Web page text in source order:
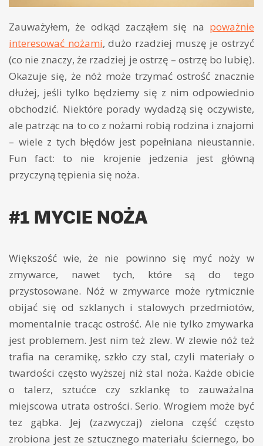
Zauważyłem, że odkąd zacząłem się na poważnie
interesować nożami, dużo rzadziej muszę je ostrzyć
(co nie znaczy, że rzadziej je ostrzę – ostrzę bo lubię).
Okazuje się, że nóż może trzymać ostrość znacznie
dłużej, jeśli tylko będziemy się z nim odpowiednio
obchodzić. Niektóre porady wydadzą się oczywiste,
ale patrząc na to co z nożami robią rodzina i znajomi
– wiele z tych błędów jest popełniana nieustannie.
Fun fact: to nie krojenie jedzenia jest główną
przyczyną tępienia się noża.
#1 MYCIE NOŻA
Większość wie, że nie powinno się myć noży w
zmywarce, nawet tych, które są do tego
przystosowane. Nóż w zmywarce może rytmicznie
obijać się od szklanych i stalowych przedmiotów,
momentalnie tracąc ostrość. Ale nie tylko zmywarka
jest problemem. Jest nim też zlew. W zlewie nóż też
trafia na ceramikę, szkło czy stal, czyli materiały o
twardości często wyższej niż stal noża. Każde obicie
o talerz, sztućce czy szklankę to zauważalna
miejscowa utrata ostrości. Serio. Wrogiem może być
tez gąbka. Jej (zazwyczaj) zielona część często
zrobiona jest ze sztucznego materiału ściernego, bo